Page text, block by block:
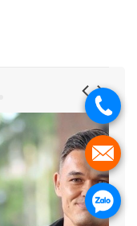
.
.
.